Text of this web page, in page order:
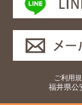
ご利用
福井県公